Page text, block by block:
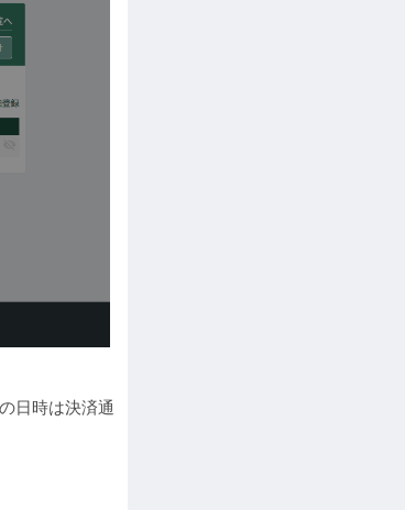
日時は決済通